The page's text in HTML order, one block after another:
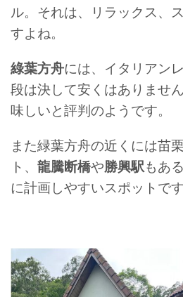
ル。それは、リラックス、
すよね。
綠葉方舟には、イタリアン
段は決して安くはありませ
味しいと評判のようです。
また緑葉方舟の近くには苗
ト、 龍騰断橋や勝興駅もあ
に計画しやすいスポットです